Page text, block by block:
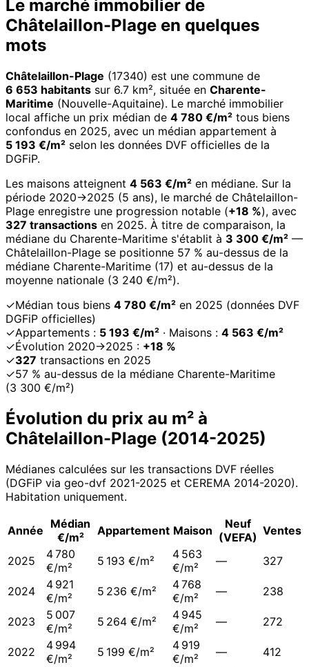
Le marché immobilier de
Châtelaillon-Plage en quelques
mots
Châtelaillon-Plage (17340) est une commune de
6 653 habitants sur 6.7 km², située en Charente-
Maritime (Nouvelle-Aquitaine). Le marché immobilier
local affiche un prix médian de 4 780 €/m² tous biens
confondus en 2025, avec un médian appartement à
5 193 €/m² selon les données DVF officielles de la
DGFiP.
Les maisons atteignent 4 563 €/m² en médiane. Sur la
période 2020→2025 (5 ans), le marché de Châtelaillon-
Plage enregistre une progression notable (+18 %), avec
327 transactions en 2025. À titre de comparaison, la
médiane du Charente-Maritime s'établit à 3 300 €/m² —
Châtelaillon-Plage se positionne 57 % au-dessus de la
médiane Charente-Maritime (17) et au-dessus de la
moyenne nationale (3 240 €/m²).
✓Médian tous biens 4 780 €/m² en 2025 (données DVF
DGFiP officielles)
✓Appartements : 5 193 €/m² · Maisons : 4 563 €/m²
✓Évolution 2020→2025 : +18 %
✓327 transactions en 2025
✓57 % au-dessus de la médiane Charente-Maritime
(3 300 €/m²)
Évolution du prix au m² à
Châtelaillon-Plage (2014-2025)
Médianes calculées sur les transactions DVF réelles
(DGFiP via geo-dvf 2021-2025 et CEREMA 2014-2020).
Habitation uniquement.
Année Médian
€/m²
Appartement Maison
Neuf
(VEFA) Ventes
2025
4 780
€/m²
5 193 €/m²
4 563
€/m²
— 327
2024
4 921
€/m²
5 236 €/m²
4 768
€/m²
— 238
2023
5 007
€/m²
5 264 €/m²
4 945
€/m²
— 272
2022
4 994
€/m²
5 199 €/m²
4 919
€/m²
— 412